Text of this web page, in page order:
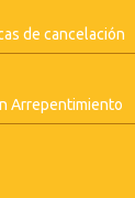
de cancelación
Arrepentimiento